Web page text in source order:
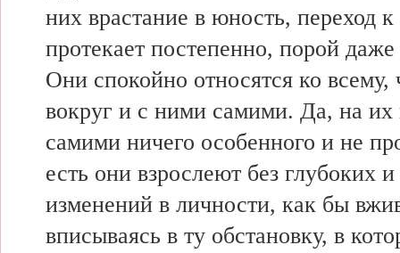
них врастание в юность, переход к
протекает постепенно, порой
Они спокойно относятся ко всему,
вокруг и с ними самими. Да, на их
самими ничего особенного и не
есть они взрослеют без глубоких
изменений в личности, как бы
вписываясь в ту обстановку, в